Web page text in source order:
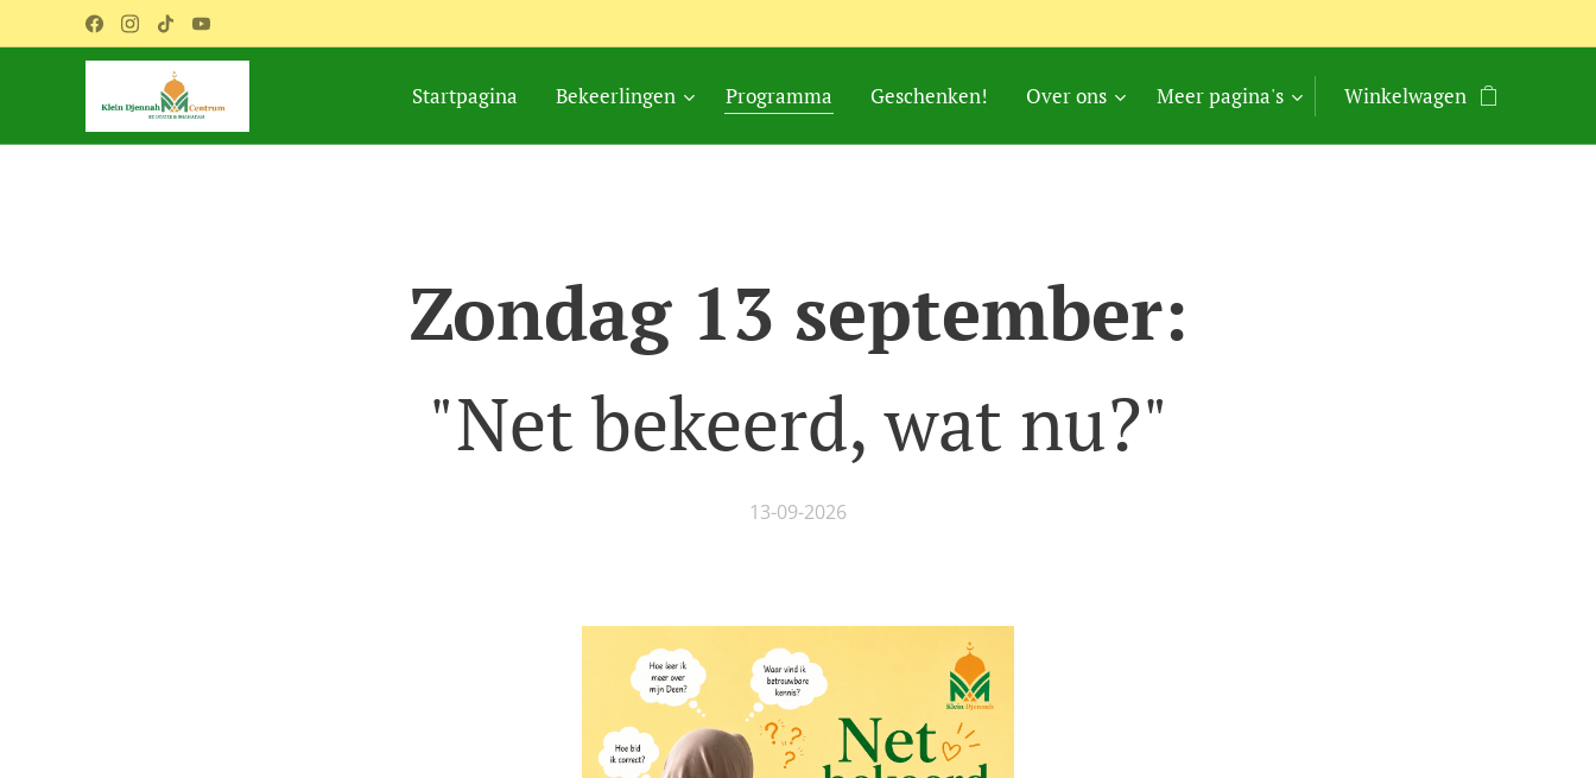
Startpagina Bekeerlingen Programma Geschenken! Over ons Meer pagina's Winkelwagen
Zondag 13 september:
"Net bekeerd, wat nu?"
13-09-2026